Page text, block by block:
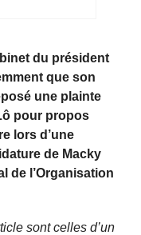
du président
que son
une plainte
pour propos
lors d’une
de Macky
de l’Organisation
sont celles d’un